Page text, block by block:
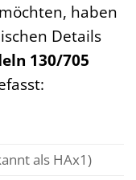
haben
Details
130/705
als HAx1)